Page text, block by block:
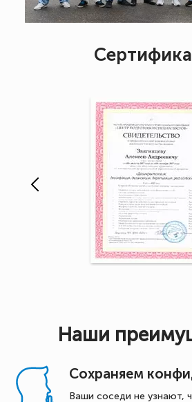
Наши
Сохраняем
Ваши соседи не узнают,